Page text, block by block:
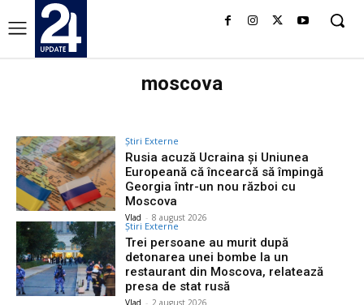
moscova
Știri Externe
Rusia acuză Ucraina și Uniunea
Europeană că încearcă să împingă
Georgia într-un nou război cu
Moscova
Vlad - 8 august 2026
Știri Externe
Trei persoane au murit după
detonarea unei bombe la un
restaurant din Moscova, relatează
presa de stat rusă
Vlad - 2 august 2026